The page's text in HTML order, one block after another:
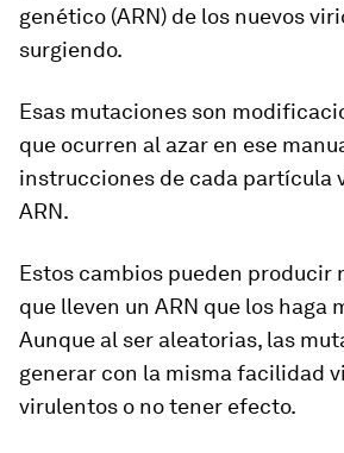
genético (ARN) de los nuevos
surgiendo.
Esas mutaciones son
que ocurren al azar en ese
instrucciones de cada partícula
ARN.
Estos cambios pueden producir
que lleven un ARN que los haga
Aunque al ser aleatorias, las
generar con la misma facilidad
virulentos o no tener efecto.